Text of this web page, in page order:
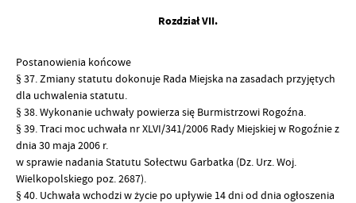
Rozdział VII.
Postanowienia końcowe
§ 37. Zmiany statutu dokonuje Rada Miejska na zasadach przyjętych
dla uchwalenia statutu.
§ 38. Wykonanie uchwały powierza się Burmistrzowi Rogoźna.
§ 39. Traci moc uchwała nr XLVI/341/2006 Rady Miejskiej w Rogoźnie z
dnia 30 maja 2006 r.
w sprawie nadania Statutu Sołectwu Garbatka (Dz. Urz. Woj.
Wielkopolskiego poz. 2687).
§ 40. Uchwała wchodzi w życie po upływie 14 dni od dnia ogłoszenia